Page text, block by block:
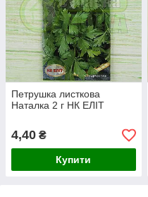
Петрушка листкова
Наталка 2 г НК ЕЛІТ
4,40 ₴
Купити